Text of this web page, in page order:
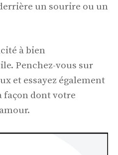
un sourire ou un
à bien
Penchez-vous sur
et essayez également
façon dont votre